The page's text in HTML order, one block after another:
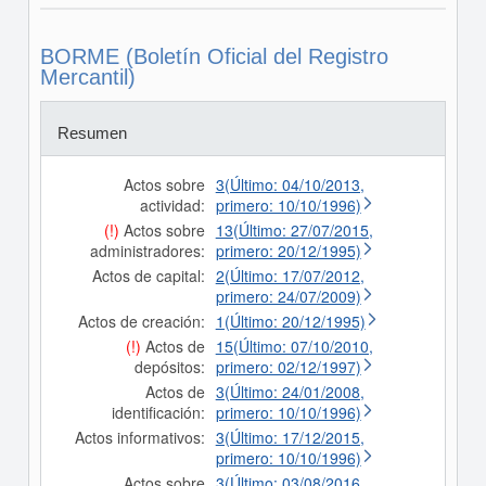
BORME (Boletín Oficial del Registro
Mercantil)
Resumen
Actos sobre
actividad:
3(Último: 04/10/2013,
primero: 10/10/1996)
(!) Actos sobre
administradores:
13(Último: 27/07/2015,
primero: 20/12/1995)
Actos de capital: 2(Último: 17/07/2012,
primero: 24/07/2009)
Actos de creación: 1(Último: 20/12/1995)
(!) Actos de
depósitos:
15(Último: 07/10/2010,
primero: 02/12/1997)
Actos de
identificación:
3(Último: 24/01/2008,
primero: 10/10/1996)
Actos informativos: 3(Último: 17/12/2015,
primero: 10/10/1996)